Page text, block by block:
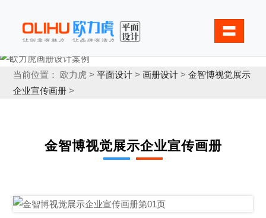
〓
当前位置： 欧力虎 >平面设计 >画册设计 >金智博视觉展示
企业宣传画册 >
金智博视觉展示企业宣传画册